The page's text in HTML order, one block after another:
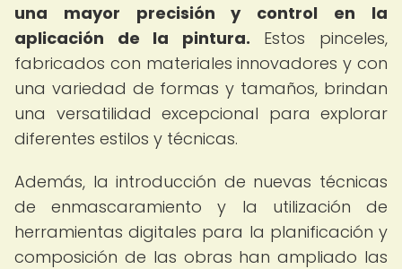
una mayor precisión y control en la
aplicación de la pintura. Estos pinceles,
fabricados con materiales innovadores y con
una variedad de formas y tamaños, brindan
una versatilidad excepcional para explorar
diferentes estilos y técnicas.
Además, la introducción de nuevas técnicas
de enmascaramiento y la utilización de
herramientas digitales para la planificación y
composición de las obras han ampliado las